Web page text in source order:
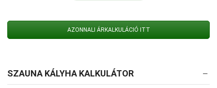
AZONNALI ÁRKALKULÁCIÓ ITT
SZAUNA KÁLYHA KALKULÁTOR